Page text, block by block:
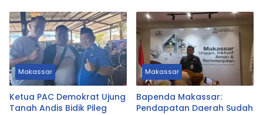
Seluruh Warga
Makassar
Ketua PAC Demokrat Ujung
Tanah Andis Bidik Pileg
Makassar
Bapenda Makassar:
Pendapatan Daerah Sudah